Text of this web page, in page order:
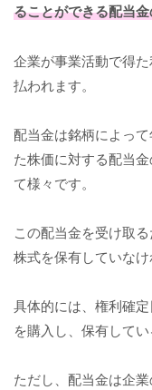
ることができる配当
企業が事業活動で得
払われます。
配当金は銘柄によっ
た株価に対する配当
て様々です。
この配当金を受け取
株式を保有していなけ
具体的には、権利確
を購入し、保有してい
ただし、配当金は企